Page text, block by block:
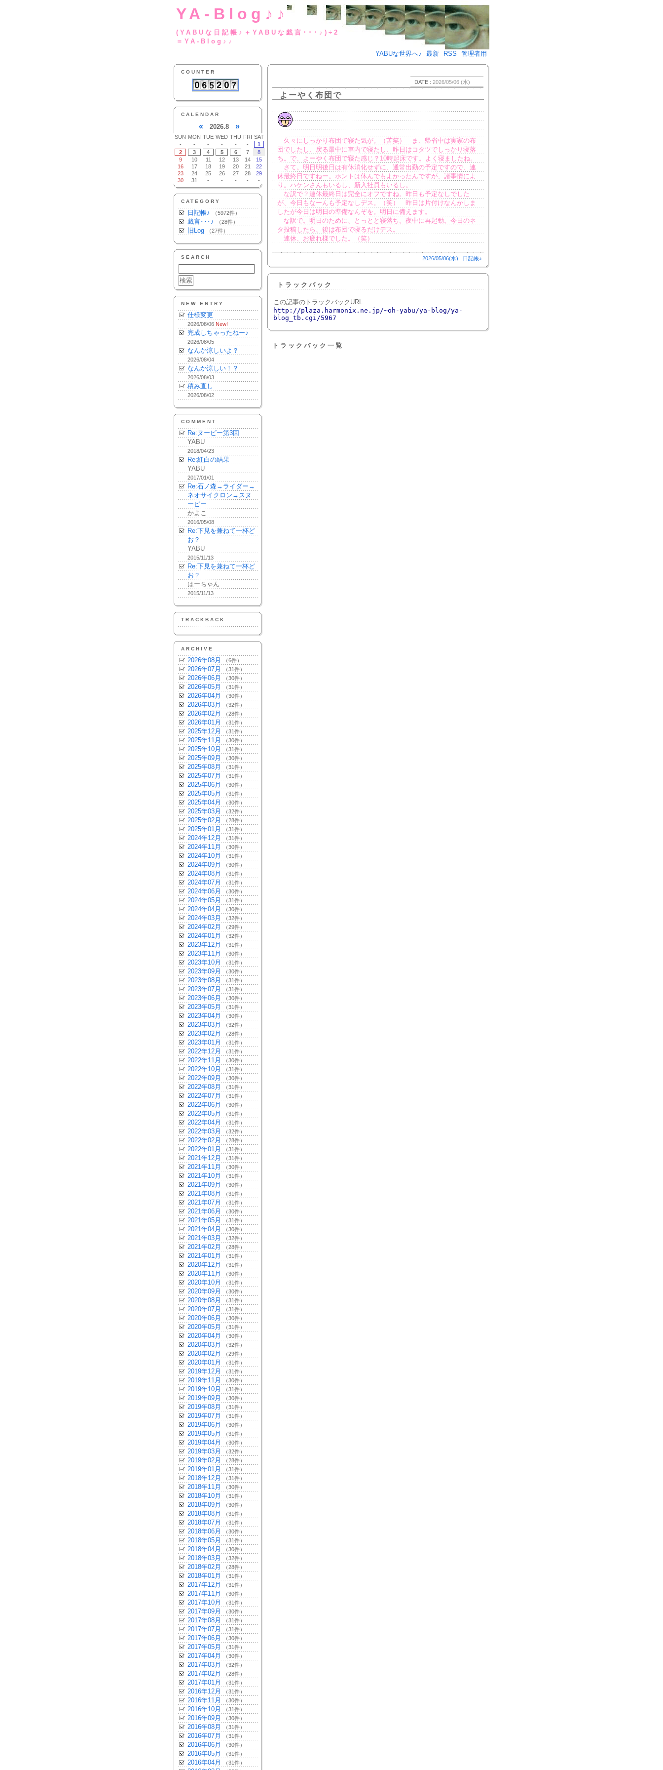
YA-Blog♪♪
(YABUな日記帳♪＋YABUな戯言･･･♪)÷2
＝YA-Blog♪♪
YABUな世界へ♪
最新 RSS 管理者用
COUNTER
CALENDAR
« 2026.8 »
SUN MON TUE WED THU FRI SAT
-
- - - - -
1
2
3 4 5 6 7
8
9
10 11 12 13 14
15
16
17 18 19 20 21
22
23
24 25 26 27 28
29
30
31 - - - - -
CATEGORY
日記帳♪ （5972件）
戯言･･･♪ （28件）
旧Log （27件）
SEARCH
NEW ENTRY
仕様変更
2026/08/06 New!
完成しちゃったねー♪
2026/08/05
なんか涼しいよ？
2026/08/04
なんか涼しい！？
2026/08/03
積み直し
2026/08/02
COMMENT
Re:ヌーピー第3回
YABU
2018/04/23
Re:紅白の結果
YABU
2017/01/01
Re:石ノ森→ライダー→
ネオサイクロン→スヌ
ーピー
かよこ
2016/05/08
Re:下見を兼ねて一杯ど
お？
YABU
2015/11/13
Re:下見を兼ねて一杯ど
お？
はーちゃん
2015/11/13
TRACKBACK
ARCHIVE
2026年08月 （6件）
2026年07月 （31件）
2026年06月 （30件）
2026年05月 （31件）
2026年04月 （30件）
2026年03月 （32件）
2026年02月 （28件）
2026年01月 （31件）
2025年12月 （31件）
2025年11月 （30件）
2025年10月 （31件）
2025年09月 （30件）
2025年08月 （31件）
2025年07月 （31件）
2025年06月 （30件）
2025年05月 （31件）
2025年04月 （30件）
2025年03月 （32件）
2025年02月 （28件）
2025年01月 （31件）
2024年12月 （31件）
2024年11月 （30件）
2024年10月 （31件）
2024年09月 （30件）
2024年08月 （31件）
2024年07月 （31件）
2024年06月 （30件）
2024年05月 （31件）
2024年04月 （30件）
2024年03月 （32件）
2024年02月 （29件）
2024年01月 （32件）
2023年12月 （31件）
2023年11月 （30件）
2023年10月 （31件）
2023年09月 （30件）
2023年08月 （31件）
2023年07月 （31件）
2023年06月 （30件）
2023年05月 （31件）
2023年04月 （30件）
2023年03月 （32件）
2023年02月 （28件）
2023年01月 （31件）
2022年12月 （31件）
2022年11月 （30件）
2022年10月 （31件）
2022年09月 （30件）
2022年08月 （31件）
2022年07月 （31件）
2022年06月 （30件）
2022年05月 （31件）
2022年04月 （31件）
2022年03月 （32件）
2022年02月 （28件）
2022年01月 （31件）
2021年12月 （31件）
2021年11月 （30件）
2021年10月 （31件）
2021年09月 （30件）
2021年08月 （31件）
2021年07月 （31件）
2021年06月 （30件）
2021年05月 （31件）
2021年04月 （30件）
2021年03月 （32件）
2021年02月 （28件）
2021年01月 （31件）
2020年12月 （31件）
2020年11月 （30件）
2020年10月 （31件）
2020年09月 （30件）
2020年08月 （31件）
2020年07月 （31件）
2020年06月 （30件）
2020年05月 （31件）
2020年04月 （30件）
2020年03月 （32件）
2020年02月 （29件）
2020年01月 （31件）
2019年12月 （31件）
2019年11月 （30件）
2019年10月 （31件）
2019年09月 （30件）
2019年08月 （31件）
2019年07月 （31件）
2019年06月 （30件）
2019年05月 （31件）
2019年04月 （30件）
2019年03月 （32件）
2019年02月 （28件）
2019年01月 （31件）
2018年12月 （31件）
2018年11月 （30件）
2018年10月 （31件）
2018年09月 （30件）
2018年08月 （31件）
2018年07月 （31件）
2018年06月 （30件）
2018年05月 （31件）
2018年04月 （30件）
2018年03月 （32件）
2018年02月 （28件）
2018年01月 （31件）
2017年12月 （31件）
2017年11月 （30件）
2017年10月 （31件）
2017年09月 （30件）
2017年08月 （31件）
2017年07月 （31件）
2017年06月 （30件）
2017年05月 （31件）
2017年04月 （30件）
2017年03月 （32件）
2017年02月 （28件）
2017年01月 （31件）
2016年12月 （31件）
2016年11月 （30件）
2016年10月 （31件）
2016年09月 （30件）
2016年08月 （31件）
2016年07月 （31件）
2016年06月 （30件）
2016年05月 （31件）
2016年04月 （31件）
DATE : 2026/05/06 (水)
よーやく布団で
久々にしっかり布団で寝た気が。（苦笑） ま、帰省中は実家の布
団でしたし、戻る最中に車内で寝たし、昨日はコタツでしっかり寝落
ち。で、よーやく布団で寝た感じ？10時起床です。よく寝ましたね。
さて。明日明後日は有休消化せずに、通常出勤の予定ですので、連
休最終日ですねー。ホントは休んでもよかったんですが、諸事情によ
り。ハケンさんもいるし、新入社員もいるし。
な訳で？連休最終日は完全にオフですね。昨日も予定なしでした
が、今日もなーんも予定なしデス。（笑） 昨日は片付けなんかしま
したが今日は明日の準備なんぞを。明日に備えます。
な訳で。明日のために、とっとと寝落ち。夜中に再起動。今日のネ
タ投稿したら、後は布団で寝るだけデス。
連休、お疲れ様でした。（笑）
2026/05/06(水) 日記帳♪
トラックバック
この記事のトラックバックURL
http://plaza.harmonix.ne.jp/~oh-yabu/ya-blog/ya-
blog_tb.cgi/5967
トラックバック一覧